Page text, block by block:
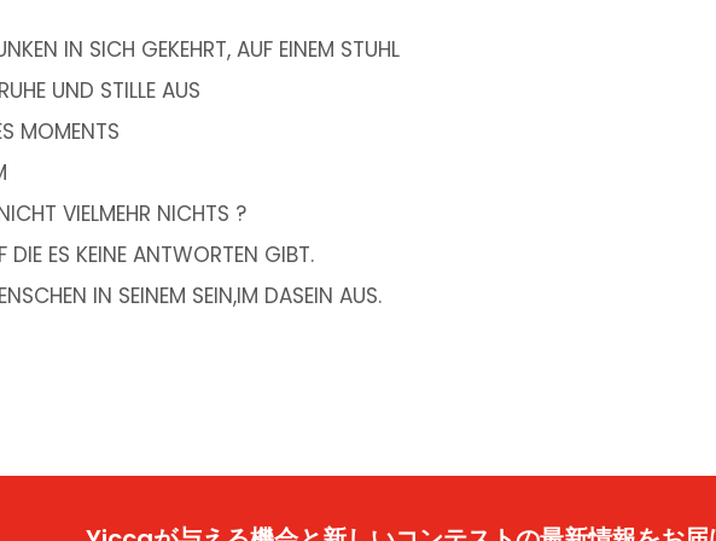
IN SICH GEKEHRT, AUF EINEM STUHL
UND STILLE AUS
MOMENTS
VIELMEHR NICHTS ?
DIE ES KEINE ANTWORTEN GIBT.
IN SEINEM SEIN,IM DASEIN AUS.